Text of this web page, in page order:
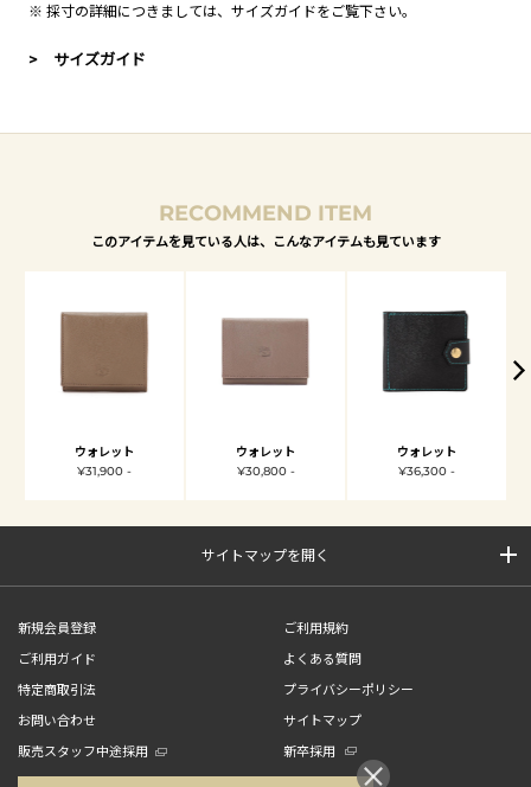
※ 採寸の詳細につきましては、 サイズガイドをご覧下さい。
> サイズガイド
RECOMMEND ITEM
このアイテムを見ている人は、こんなアイテムも見ています
ウォレット
¥31,900 -
ウォレット
¥30,800 -
ウォレット
¥36,300 -
サイトマップを開く
新規会員登録
ご利用規約
ご利用ガイド
よくある質問
特定商取引法
プライバシーポリシー
お問い合わせ
サイトマップ
販売スタッフ中途採用
新卒採用